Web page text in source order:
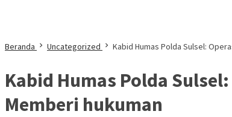
Beranda Uncategorized Kabid Humas Polda Sulsel:
Kabid Humas Polda
Memberi hukuman